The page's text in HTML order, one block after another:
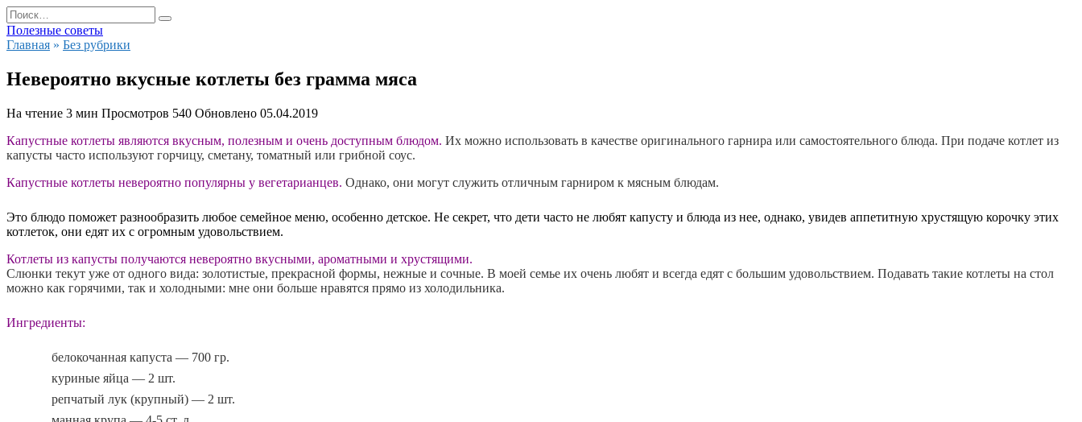
Перейти
к
содержанию
Search
for:
Полезные советы
Главная » Без рубрики
Невероятно вкусные котлеты без грамма мяса
На чтение 3 мин Просмотров 540 Обновлено 05.04.2019
Капустные котлеты являются вкусным, полезным и очень доступным блюдом. Их можно использовать в качестве оригинального гарнира или самостоятельного блюда. При подаче котлет из
капусты часто используют горчицу, сметану, томатный или грибной соус.
Капустные котлеты невероятно популярны у вегетарианцев. Однако, они могут служить отличным гарниром к мясным блюдам.
Это блюдо поможет разнообразить любое семейное меню, особенно детское. Не секрет, что дети часто не любят капусту и блюда из нее, однако, увидев аппетитную хрустящую корочку этих
котлеток, они едят их с огромным удовольствием.
Котлеты из капусты получаются невероятно вкусными, ароматными и хрустящими.
Слюнки текут уже от одного вида: золотистые, прекрасной формы, нежные и сочные. В моей семье их очень любят и всегда едят с большим удовольствием. Подавать такие котлеты на стол
можно как горячими, так и холодными: мне они больше нравятся прямо из холодильника.
Ингредиенты:
белокочанная капуста — 700 гр.
куриные яйца — 2 шт.
репчатый лук (крупный) — 2 шт.